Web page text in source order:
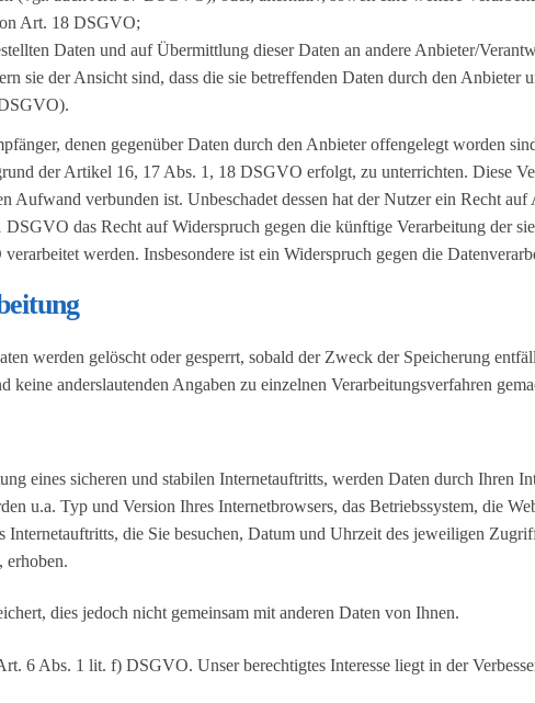
Art. 18 DSGVO;
Daten und auf Übermittlung dieser Daten an andere Anbieter/
sie der Ansicht sind, dass die sie betreffenden Daten durch den Anbieter
denen gegenüber Daten durch den Anbieter offengelegt worden
der Artikel 16, 17 Abs. 1, 18 DSGVO erfolgt, zu unterrichten. Diese
verbunden ist. Unbeschadet dessen hat der Nutzer ein Recht auf
das Recht auf Widerspruch gegen die künftige Verarbeitung der
werden. Insbesondere ist ein Widerspruch gegen die
werden gelöscht oder gesperrt, sobald der Zweck der Speicherung
anderslautenden Angaben zu einzelnen Verarbeitungsverfahren
eines sicheren und stabilen Internetauftritts, werden Daten durch Ihren
u.a. Typ und Version Ihres Internetbrowsers, das Betriebssystem, die
die Sie besuchen, Datum und Uhrzeit des jeweiligen
erhoben.
dies jedoch nicht gemeinsam mit anderen Daten von Ihnen.
6 Abs. 1 lit. f) DSGVO. Unser berechtigtes Interesse liegt in der